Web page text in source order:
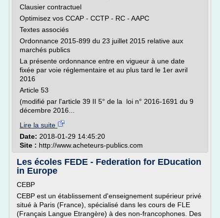
Clausier contractuel
Optimisez vos CCAP - CCTP - RC - AAPC
Textes associés
Ordonnance 2015-899 du 23 juillet 2015 relative aux
marchés publics
La présente ordonnance entre en vigueur à une date
fixée par voie réglementaire et au plus tard le 1er avril
2016
Article 53
(modifié par l'article 39 II 5° de la loi n° 2016-1691 du 9
décembre 2016...
Lire la suite
Date: 2018-01-29 14:45:20
Site : http://www.acheteurs-publics.com
Les écoles FEDE - Federation for EDucation
in Europe
CEBP
CEBP est un établissement d'enseignement supérieur privé
situé à Paris (France), spécialisé dans les cours de FLE
(Français Langue Etrangère) à des non-francophones. Des